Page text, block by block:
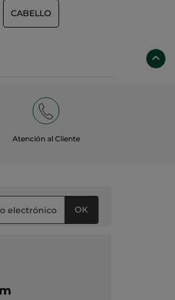
CABELLO
Atención al Cliente
OK